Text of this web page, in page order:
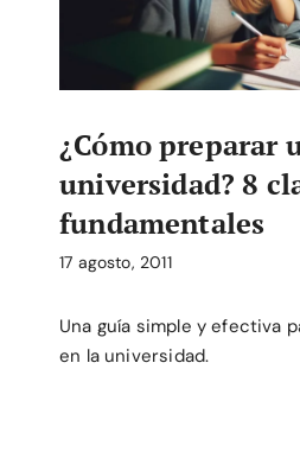
¿Cómo preparar
universidad? 8
fundamentales
17 agosto, 2011
Una guía simple y efectiva
en la universidad.